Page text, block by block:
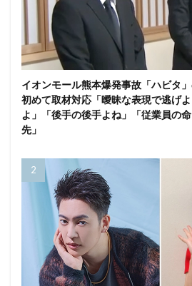
イオンモール熊本爆発事故「ハビタ
初めて取材対応「曖昧な表現で逃げ
よ」「後手の後手よね」「従業員の
先」